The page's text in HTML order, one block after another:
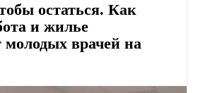
остаться. Как
и жилье
врачей на